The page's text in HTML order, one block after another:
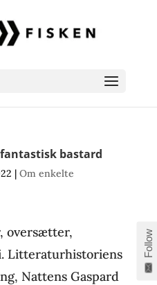
bastard
| Om enkelte
oversætter,
Litteraturhistoriens
Nattens Gaspard
Follow